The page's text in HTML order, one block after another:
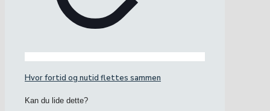
Hvor fortid og nutid flettes sammen
Kan du lide dette?